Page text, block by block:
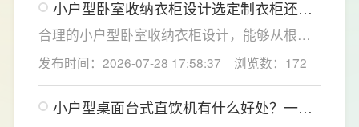
小户型卧室收纳衣柜设计选定制衣柜还是
成品衣柜好？要注意什么？
合理的小户型卧室收纳衣柜设计，能够从根源
解决小户型卧室收纳难题，提升居家舒适感。
LESSO领尚深耕人居空间规划，针对小户型痛
点优化衣柜收纳结构，兼顾空间利用、环保品
质与全屋美学统一，打造实用美观的卧室收纳
发布时间：2026-07-28 17:58:37 浏览数：172
小户型桌面台式直饮机有什么好处？一文
了解台式直饮机选购全攻略